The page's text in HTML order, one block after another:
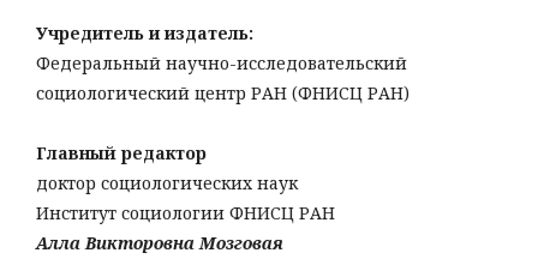
Учредитель и издатель:
Федеральный научно-исследовательский
социологический центр РАН (ФНИСЦ РАН)
Главный редактор
доктор социологических наук
Институт социологии ФНИСЦ РАН
Алла Викторовна Мозговая